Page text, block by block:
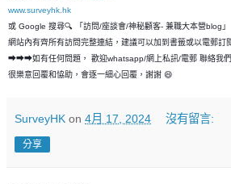
www.surveyhk.hk
或 Google 搜尋🔍 「訪問/座談會/神秘顧客- 兼職大本營blog
網站內有齊所有訪問完整連結，建議可以加到書籤或以電郵訂
➡➡➡如有任何問題， 歡迎whatsapp/網上私訊/電郵 聯絡我們
很樂意回覆和恊助，會逐一細心回覆，謝謝 😄
SurveyHK on 4月 17, 2024 沒有留言:
分享